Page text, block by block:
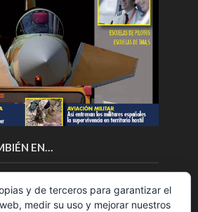
EN…
y de terceros para garantizar el
medir su uso y mejorar nuestros